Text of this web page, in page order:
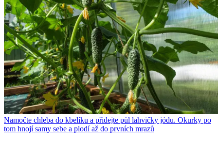
Namočte chleba do kbelíku a přidejte půl lahvičky jódu. Okurky po
tom hnojí samy sebe a plodí až do prvních mrazů